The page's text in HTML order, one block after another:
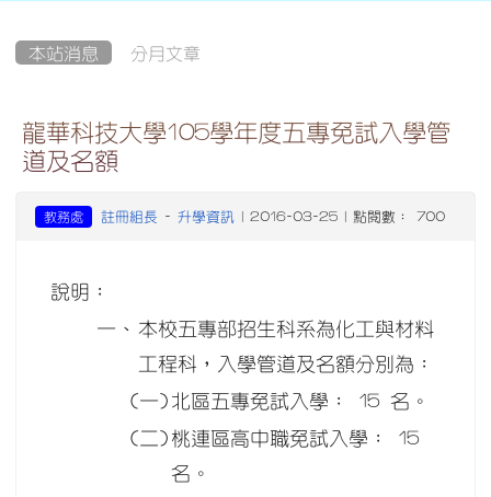
本站消息 分月文章
龍華科技大學105學年度五專免試入學管
道及名額
教務處 註冊組長 - 升學資訊| 2016-03-25 | 點閱數： 700
說明：
一、 本校五專部招生科系為化工與材料
工程科，入學管道及名額分別為：
(一) 北區五專免試入學： 15 名。
(二) 桃連區高中職免試入學： 15
名。